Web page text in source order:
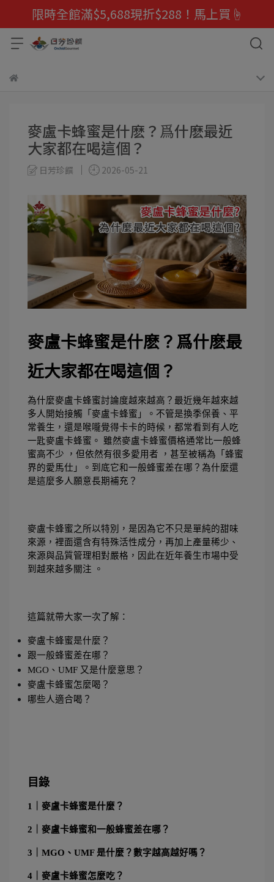
限時全館滿$5,688現折$288！馬上買☝️
麥盧卡蜂蜜是什麽？爲什麽最近
大家都在喝這個？
日芳珍饌 2026-05-21
麥盧卡蜂蜜是什麽？爲什麽最
近大家都在喝這個？
為什麼麥盧卡蜂蜜討論度越來越高？最近幾年越來越
多人開始接觸「麥盧卡蜂蜜」。不管是換季保養、平
常養生，還是喉嚨覺得卡卡的時候，都常看到有人吃
一匙麥盧卡蜂蜜。 雖然麥盧卡蜂蜜價格通常比一般蜂
蜜高不少 ，但依然有很多愛用者 ，甚至被稱為「蜂蜜
界的愛馬仕」。到底它和一般蜂蜜差在哪？為什麼還
是這麼多人願意長期補充？
麥盧卡蜂蜜之所以特別，是因為它不只是單純的甜味
來源，裡面還含有特殊活性成分，再加上產量稀少、
來源與品質管理相對嚴格，因此在近年養生市場中受
到越來越多關注 。
這篇就帶大家一次了解：
麥盧卡蜂蜜是什麼？
跟一般蜂蜜差在哪？
MGO、UMF 又是什麼意思？
麥盧卡蜂蜜怎麼喝？
哪些人適合喝？
目錄
1｜麥盧卡蜂蜜是什麼？
2｜麥盧卡蜂蜜和一般蜂蜜差在哪？
3｜MGO、UMF 是什麼？數字越高越好嗎？
4｜麥盧卡蜂蜜怎麼吃？